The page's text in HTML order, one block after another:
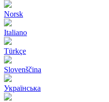
Norsk
Italiano
Türkçe
Slovenščina
Українська